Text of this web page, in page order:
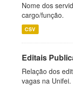
Nome dos
cargo/função.
CSV
Editais
Relação dos
vagas na Unifei.